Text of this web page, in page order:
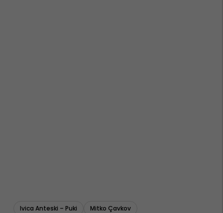
Ivica Anteski – Puki
Mitko Çavkov